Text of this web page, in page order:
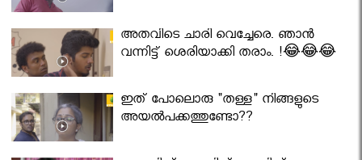
അതവിടെ ചാരി വെച്ചേരെ. ഞാൻ
വന്നിട്ട് ശെരിയാക്കി തരാം. !😂😂😂
ഇത് പോലൊരു "തള്ള" നിങ്ങളുടെ
അയല്‍പക്കത്തുണ്ടോ??